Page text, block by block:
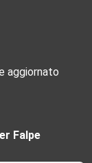
aggiornato
Falpe